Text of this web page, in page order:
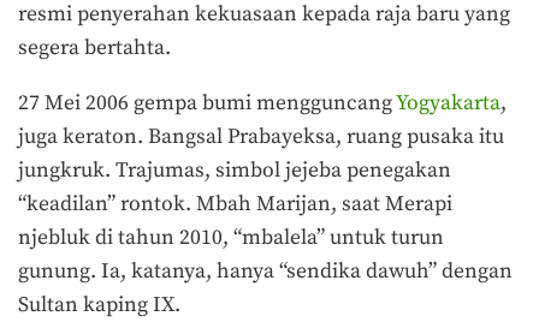
resmi penyerahan kekuasaan kepada raja baru yang
segera bertahta.
27 Mei 2006 gempa bumi mengguncangYogyakarta,
juga keraton. Bangsal Prabayeksa, ruang pusaka itu
jungkruk. Trajumas, simbol jejeba penegakan
“keadilan” rontok. Mbah Marijan, saat Merapi
njebluk di tahun 2010, “mbalela” untuk turun
gunung. Ia, katanya, hanya “sendika dawuh” dengan
Sultan kaping IX.